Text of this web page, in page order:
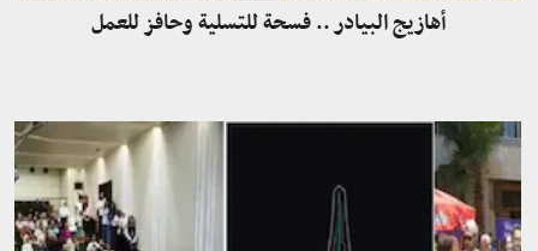
أهازيج البيادر .. فسحة للتسلية وحافز للعمل